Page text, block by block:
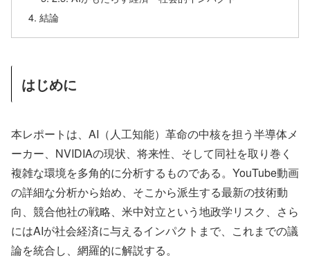
結論
はじめに
本レポートは、AI（人工知能）革命の中核を担う半導体メ
ーカー、NVIDIAの現状、将来性、そして同社を取り巻く
複雑な環境を多角的に分析するものである。YouTube動画
の詳細な分析から始め、そこから派生する最新の技術動
向、競合他社の戦略、米中対立という地政学リスク、さら
にはAIが社会経済に与えるインパクトまで、これまでの議
論を統合し、網羅的に解説する。